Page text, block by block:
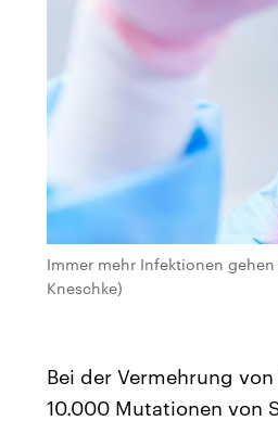
Immer mehr Infektionen
Kneschke)
Bei der Vermehrung
10.000 Mutationen von